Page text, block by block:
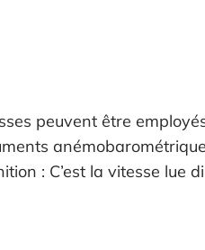
peuvent être
: C’est la vitesse lue